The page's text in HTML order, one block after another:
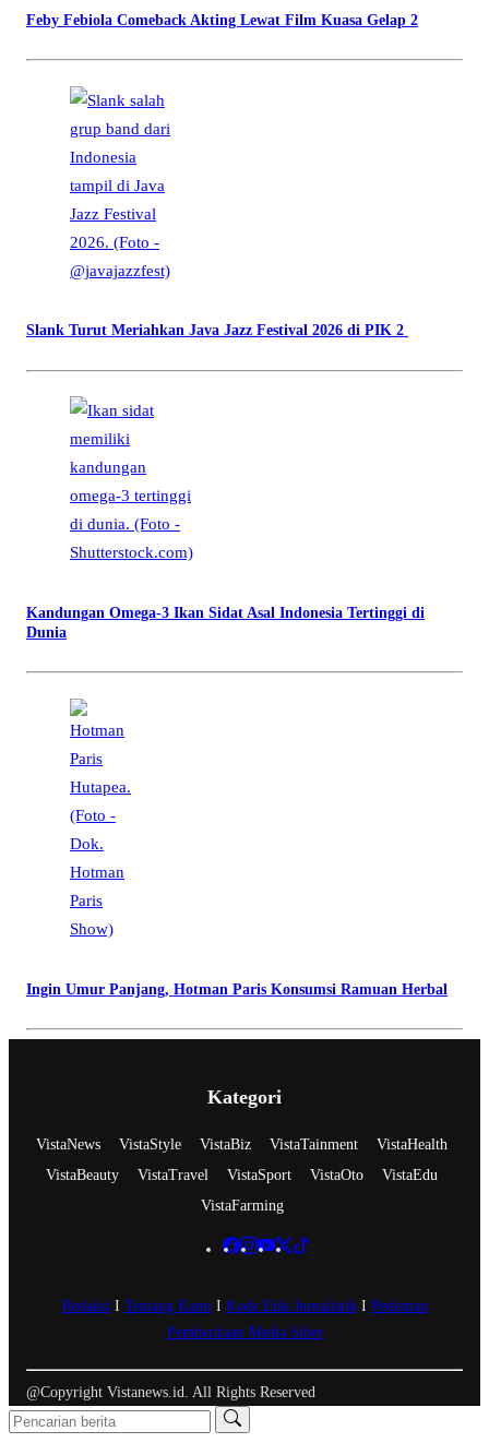
Feby Febiola Comeback Akting Lewat Film Kuasa Gelap 2
Slank Turut Meriahkan Java Jazz Festival 2026 di PIK 2
Kandungan Omega-3 Ikan Sidat Asal Indonesia Tertinggi di
Dunia
Ingin Umur Panjang, Hotman Paris Konsumsi Ramuan Herbal
Kategori
VistaNews VistaStyle VistaBiz VistaTainment
VistaHealth
VistaBeauty
VistaTravel VistaSport VistaOto
VistaEdu
VistaFarming
Redaksi I Tentang Kami I Kode Etik JurnalistikI Pedoman
Pemberitaan Media Siber
@Copyright Vistanews.id. All Rights Reserved